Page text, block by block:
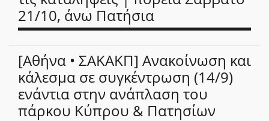
21/10, άνω Πατήσια
[Αθήνα • ΣΑΚΑΚΠ] Ανακοίνωση και
κάλεσμα σε συγκέντρωση (14/9)
ενάντια στην ανάπλαση του
πάρκου Κύπρου & Πατησίων